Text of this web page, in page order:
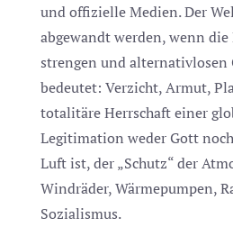
und offizielle Medien. Der
abgewandt werden, wenn die
strengen und alternativlosen
bedeutet: Verzicht, Armut,
totalitäre Herrschaft einer
Legitimation weder Gott
Luft ist, der „Schutz“ der
Windräder, Wärmepumpen,
Sozialismus.